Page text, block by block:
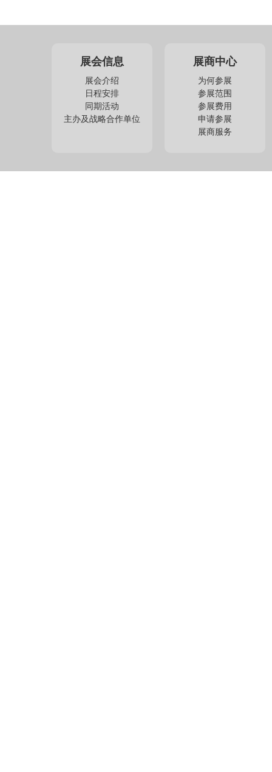
展会信息
展会介绍
日程安排
同期活动
主办及战略合作单位
展商中心
为何参展
参展范围
参展费用
申请参展
展商服务